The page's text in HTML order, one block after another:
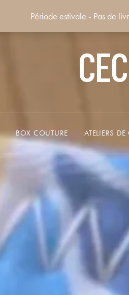
BOX COUTURE ATELIERS
Période estivale - Pas de